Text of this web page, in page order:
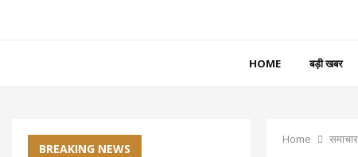
HOME बड़ी खबर
Home समाचार
BREAKING NEWS